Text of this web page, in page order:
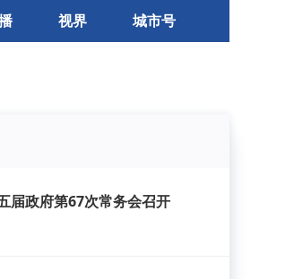
视界 城市号
届政府第67次常务会召开